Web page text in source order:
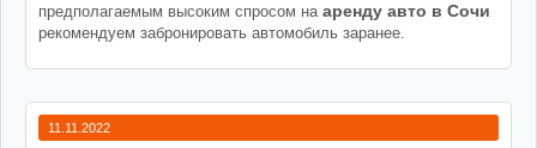
предполагаемым высоким спросом на аренду авто в Сочи
рекомендуем забронировать автомобиль заранее.
11.11.2022